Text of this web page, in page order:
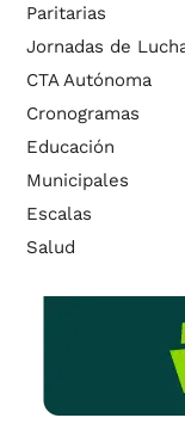
Paritarias
Jornadas de
CTA Autónoma
Cronogramas
Educación
Municipales
Escalas
Salud